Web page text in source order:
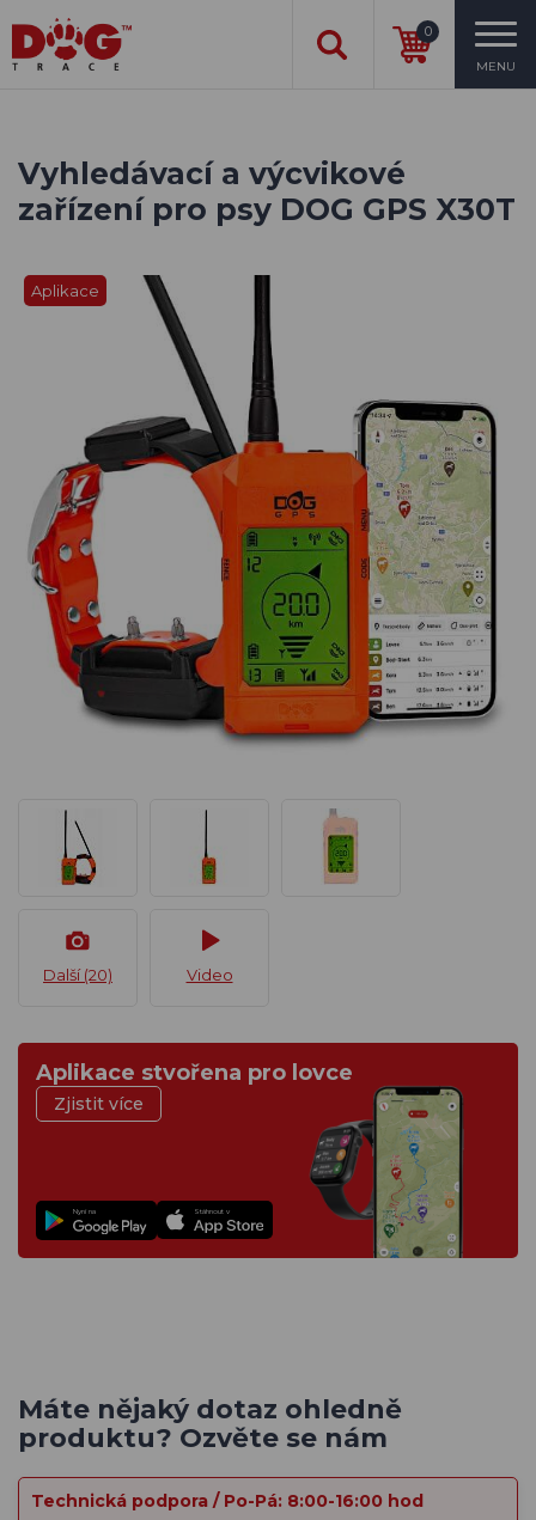
0
MENU
Vyhledávací a výcvikové
zařízení pro psy DOG GPS X30T
Aplikace
Další (20) Video
Aplikace stvořena pro lovce
Zjistit více
Nyní na Stáhnout v
Máte nějaký dotaz ohledně
produktu? Ozvěte se nám
Technická podpora / Po-Pá: 8:00-16:00 hod